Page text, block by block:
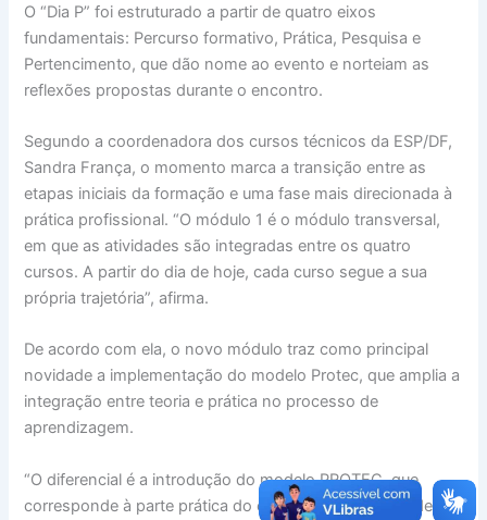
O “Dia P” foi estruturado a partir de quatro eixos
fundamentais: Percurso formativo, Prática, Pesquisa e
Pertencimento, que dão nome ao evento e norteiam as
reflexões propostas durante o encontro.
Segundo a coordenadora dos cursos técnicos da ESP/DF,
Sandra França, o momento marca a transição entre as
etapas iniciais da formação e uma fase mais direcionada à
prática profissional. “O módulo 1 é o módulo transversal,
em que as atividades são integradas entre os quatro
cursos. A partir do dia de hoje, cada curso segue a sua
própria trajetória”, afirma.
De acordo com ela, o novo módulo traz como principal
novidade a implementação do modelo Protec, que amplia a
integração entre teoria e prática no processo de
aprendizagem.
“O diferencial é a introdução do modelo PROTEC, que
corresponde à parte prática do curso. Então, a partir de